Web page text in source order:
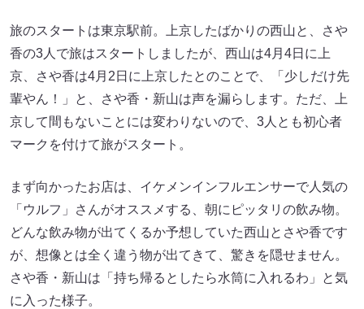
旅のスタートは東京駅前。上京したばかりの西山と、さや
香の3人で旅はスタートしましたが、西山は4月4日に上
京、さや香は4月2日に上京したとのことで、「少しだけ先
輩やん！」と、さや香・新山は声を漏らします。ただ、上
京して間もないことには変わりないので、3人とも初心者
マークを付けて旅がスタート。
まず向かったお店は、イケメンインフルエンサーで人気の
「ウルフ」さんがオススメする、朝にピッタリの飲み物。
どんな飲み物が出てくるか予想していた西山とさや香です
が、想像とは全く違う物が出てきて、驚きを隠せません。
さや香・新山は「持ち帰るとしたら水筒に入れるわ」と気
に入った様子。